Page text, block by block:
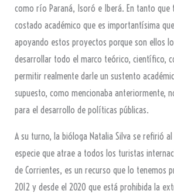
como río Paraná, Isoró e Iberá. En tanto que
costado académico que es importantísima
apoyando estos proyectos porque son ellos
desarrollar todo el marco teórico, científico,
permitir realmente darle un sustento
supuesto, como mencionaba anteriormente,
para el desarrollo de políticas públicas.
A su turno, la bióloga Natalia Silva se refirió
especie que atrae a todos los turistas
de Corrientes, es un recurso que lo tenemos
2012 y desde el 2020 que está prohibida la